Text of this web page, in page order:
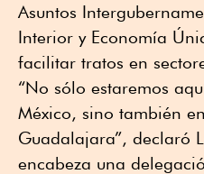
Asuntos
Interior y Economía
facilitar tratos en
“No sólo estaremos
México, sino también
Guadalajara”, declaró
encabeza una